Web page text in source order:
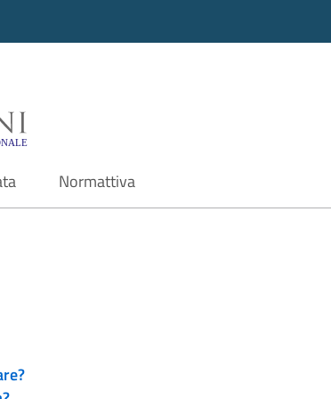
di ricerca
Normattiva